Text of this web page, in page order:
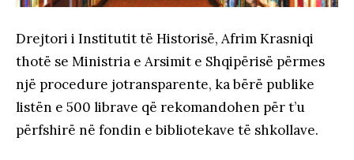
Drejtori i Institutit të Historisë, Afrim Krasniqi
thotë se Ministria e Arsimit e Shqipërisë përmes
një procedure jotransparente, ka bërë publike
listën e 500 librave që rekomandohen për t’u
përfshirë në fondin e bibliotekave të shkollave.